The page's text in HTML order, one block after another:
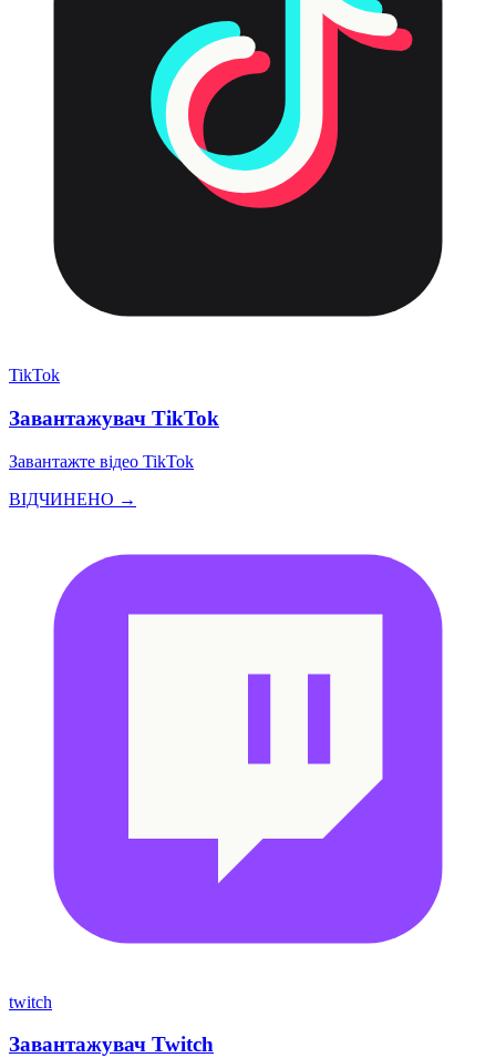
TikTok
Завантажувач TikTok
Завантажте відео TikTok
ВІДЧИНЕНО →
twitch
Завантажувач Twitch